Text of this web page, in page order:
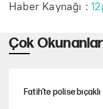
Haber Kaynağı :
Çok Okunanlar
Fatih’te polise